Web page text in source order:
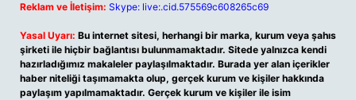
Reklam ve İletişim: Skype: live:.cid.575569c608265c69
Yasal Uyarı: Bu internet sitesi, herhangi bir marka, kurum veya şahıs
şirketi ile hiçbir bağlantısı bulunmamaktadır. Sitede yalnızca kendi
hazırladığımız makaleler paylaşılmaktadır. Burada yer alan içerikler
haber niteliği taşımamakta olup, gerçek kurum ve kişiler hakkında
paylaşım yapılmamaktadır. Gerçek kurum ve kişiler ile isim